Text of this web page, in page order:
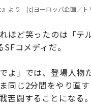
』より (c)ヨーロッパ企画／ト
ほど笑ったのは「
コメディだ。
よ」では、登場人
同じ2分間をやり直
苦闘することになる。